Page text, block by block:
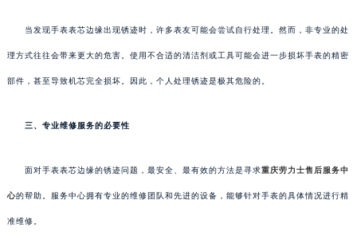
当发现手表表芯边缘出现锈迹时，许多表友可能会尝试自行处理。然而，非专业的处
理方式往往会带来更大的危害。使用不合适的清洁剂或工具可能会进一步损坏手表的精密
部件，甚至导致机芯完全损坏。因此，个人处理锈迹是极其危险的。
三、专业维修服务的必要性
面对手表表芯边缘的锈迹问题，最安全、最有效的方法是寻求重庆劳力士售后服务中
心的帮助。服务中心拥有专业的维修团队和先进的设备，能够针对手表的具体情况进行精
准维修。